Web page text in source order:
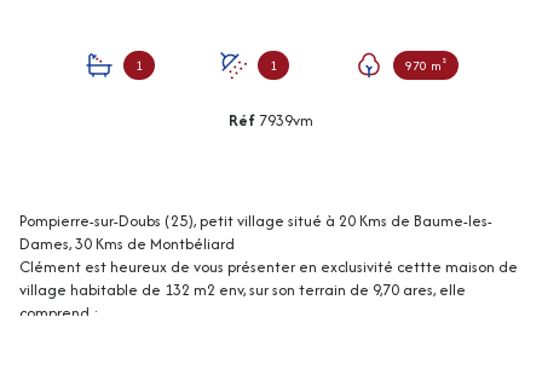
1 1 970 m²
Réf 7939vm
Pompierre-sur-Doubs (25), petit village situé à 20 Kms de Baume-les-
Dames, 30 Kms de Montbéliard
Clément est heureux de vous présenter en exclusivité cettte maison de
village habitable de 132 m2 env, sur son terrain de 9,70 ares, elle
comprend :